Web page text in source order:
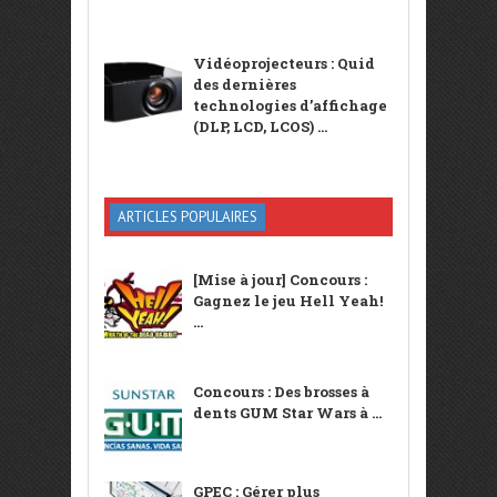
Vidéoprojecteurs : Quid
des dernières
technologies d’affichage
(DLP, LCD, LCOS) ...
ARTICLES POPULAIRES
[Mise à jour] Concours :
Gagnez le jeu Hell Yeah!
...
Concours : Des brosses à
dents GUM Star Wars à ...
GPEC : Gérer plus